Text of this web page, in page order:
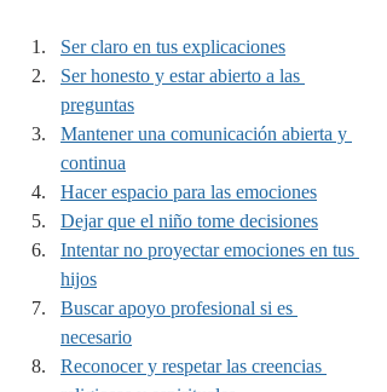
Ser claro en tus explicaciones
Ser honesto y estar abierto a las
preguntas
Mantener una comunicación abierta y
continua
Hacer espacio para las emociones
Dejar que el niño tome decisiones
Intentar no proyectar emociones en tus
hijos
Buscar apoyo profesional si es
necesario
Reconocer y respetar las creencias